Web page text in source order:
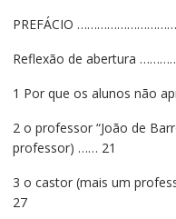
PREFÁCIO
Reflexão de abertura
1 Por que os alunos não
2 o professor “João de
professor) …… 21
3 o castor (mais um
27